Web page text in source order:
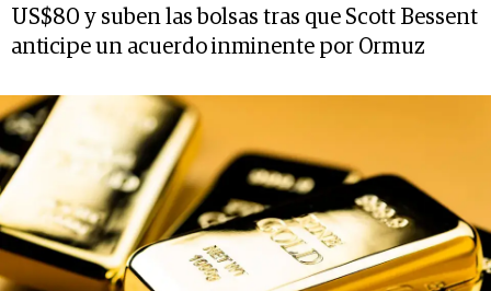
US$80 y suben las bolsas tras que Scott Bessent
anticipe un acuerdo inminente por Ormuz